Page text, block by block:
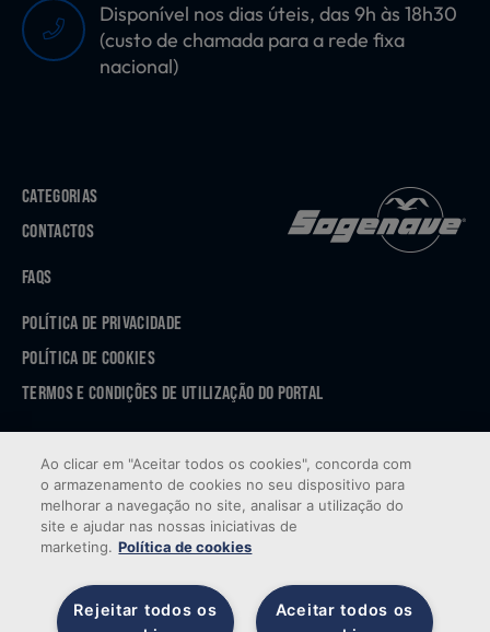
Disponível nos dias úteis, das 9h às 18h30
(custo de chamada para a rede fixa
nacional)
CATEGORIAS
CONTACTOS
FAQS
POLÍTICA DE PRIVACIDADE
POLÍTICA DE COOKIES
TERMOS E CONDIÇÕES DE UTILIZAÇÃO DO PORTAL
APP STORE
GOOGLE PLAY
Ao clicar em "Aceitar todos os cookies", concorda com
o armazenamento de cookies no seu dispositivo para
melhorar a navegação no site, analisar a utilização do
site e ajudar nas nossas iniciativas de
marketing. Política de cookies
Aceitar todos os
Rejeitar todos os